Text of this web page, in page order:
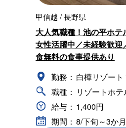
甲信越 / 長野県
大人気職種！池の平ホ
女性活躍中／未経験歓
食無料の食事提供あり
勤務： 白樺リゾー
職種： リゾートホ
給与： 1,400円
期間： 8/下旬～3か